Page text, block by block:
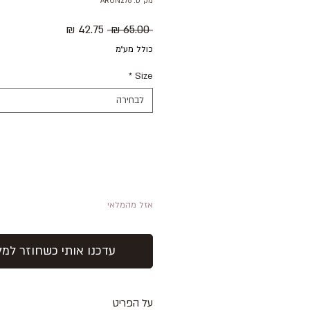
‏65.00 ‏₪
מחיר
כולל מע״מ
Size
*
לבחירה
אזל מהמלאי
עדכנו אותי כשחוזר
על הפריט